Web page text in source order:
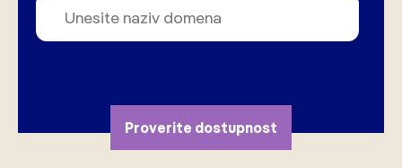
Proverite dostupnost